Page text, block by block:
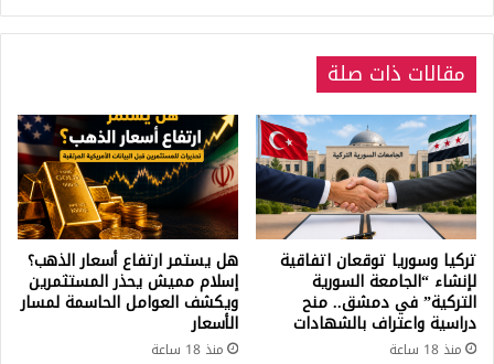
مقالات ذات صلة
تركيا وسوريا توقعان اتفاقية
لإنشاء “الجامعة السورية
التركية” في دمشق.. منح
دراسية واعتراف بالشهادات
منذ 18 ساعة
هل يستمر ارتفاع أسعار الذهب؟
إسلام مميش يحذر المستثمرين
ويكشف العوامل الحاسمة لمسار
الأسعار
منذ 18 ساعة